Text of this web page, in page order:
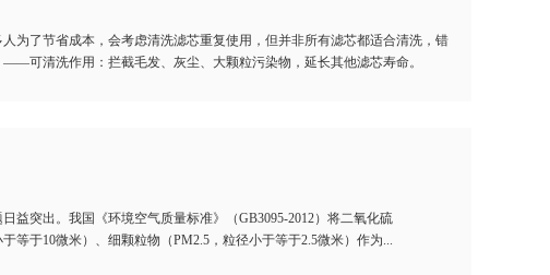
为了节省成本，会考虑清洗滤芯重复使用，但并非所有滤芯都适合清洗，错
可清洗作用：拦截毛发、灰尘、大颗粒污染物，延长其他滤芯寿命。
益突出。我国《环境空气质量标准》（GB3095-2012）将二氧化硫
等于10微米）、细颗粒物（PM2.5，粒径小于等于2.5微米）作为...